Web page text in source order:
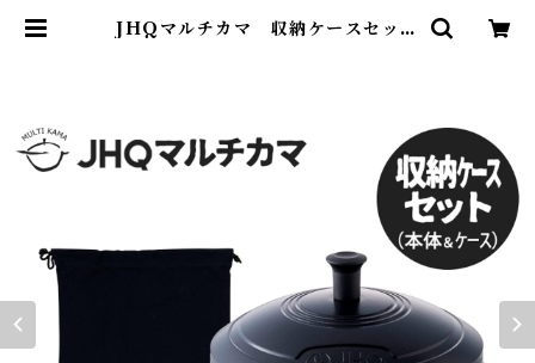
JHQマルチカマ 収納ケースセット